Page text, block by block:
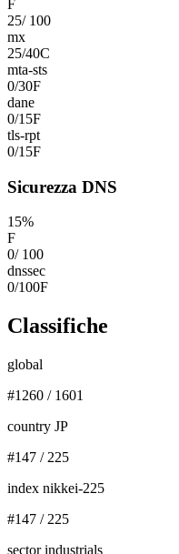
F
25/ 100
mx
25/40C
mta-sts
0/30F
dane
0/15F
tls-rpt
0/15F
Sicurezza DNS
15%
F
0/ 100
dnssec
0/100F
Classifiche
global
#1260 / 1601
country JP
#147 / 225
index nikkei-225
#147 / 225
sector industrials